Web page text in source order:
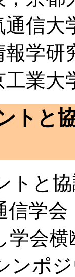
通信大
学研
工業大
トと
トと
信学
学会
ンポ